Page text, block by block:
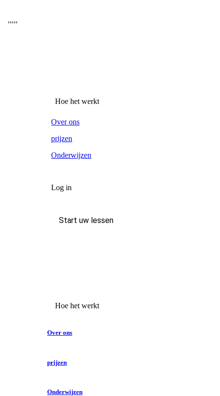
,,,,,
Hoe het werkt
Over ons
prijzen
Onderwijzen
Log in
Start uw lessen
Hoe het werkt
Over ons
prijzen
Onderwijzen